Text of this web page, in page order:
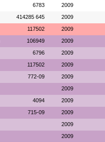
6783 2009
414285 645 2009
117502 2009
106949 2009
6796 2009
117502 2009
772-09 2009
2009
4094 2009
715-09 2009
2009
2009